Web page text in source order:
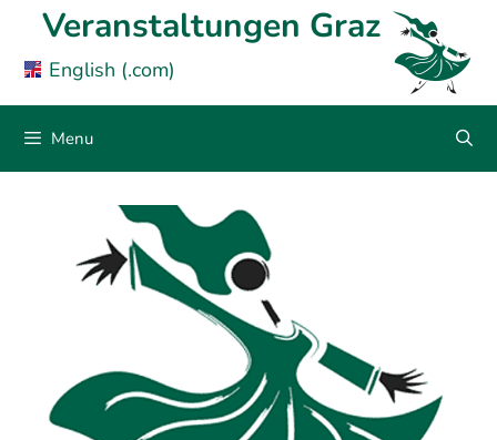
English (.com)
content
Veranstaltungen Graz
Menu